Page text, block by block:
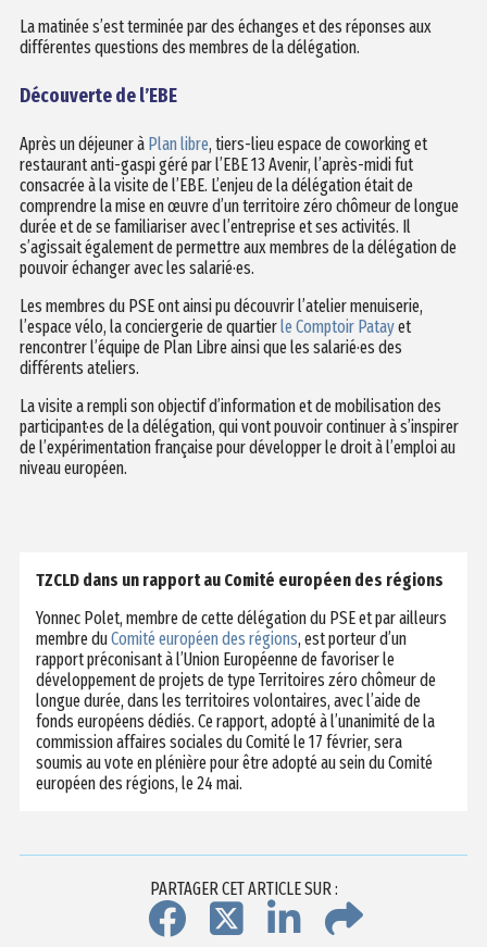
La matinée s’est terminée par des échanges et des réponses aux
différentes questions des membres de la délégation.
Découverte de l’EBE
Après un déjeuner à Plan libre, tiers-lieu espace de coworking et
restaurant anti-gaspi géré par l’EBE 13 Avenir, l’après-midi fut
consacrée à la visite de l’EBE. L’enjeu de la délégation était de
comprendre la mise en œuvre d’un territoire zéro chômeur de longue
durée et de se familiariser avec l’entreprise et ses activités. Il
s’agissait également de permettre aux membres de la délégation de
pouvoir échanger avec les salarié·es.
Les membres du PSE ont ainsi pu découvrir l’atelier menuiserie,
l’espace vélo, la conciergerie de quartier le Comptoir Patayet
rencontrer l’équipe de Plan Libre ainsi que les salarié·es des
différents ateliers.
La visite a rempli son objectif d’information et de mobilisation des
participant·es de la délégation, qui vont pouvoir continuer à s’inspirer
de l’expérimentation française pour développer le droit à l’emploi au
niveau européen.
TZCLD dans un rapport au Comité européen des régions
Yonnec Polet, membre de cette délégation du PSE et par ailleurs
membre duComité européen des régions, est porteur d’un
rapport préconisant à l’Union Européenne de favoriser le
développement de projets de type Territoires zéro chômeur de
longue durée, dans les territoires volontaires, avec l’aide de
fonds européens dédiés. Ce rapport, adopté à l’unanimité de la
commission affaires sociales du Comité le 17 février, sera
soumis au vote en plénière pour être adopté au sein du Comité
européen des régions, le 24 mai.
PARTAGER CET ARTICLE SUR :